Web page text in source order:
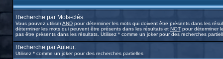
Recherche par Mots-clés:
Vous pouvez utiliserANDpour déterminer les mots qui doivent être présents dans les
déterminer les mots qui peuvent être présents dans les résultats et NOTpour déterminer
pas être présents dans les résultats. Utilisez * comme un joker pour des recherches
Recherche par Auteur:
Utilisez * comme un joker pour des recherches partielles